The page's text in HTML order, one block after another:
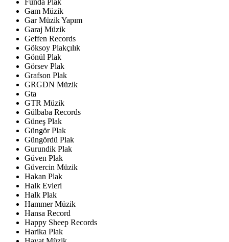
Gam Müzik
Gar Müzik Yapım
Garaj Müzik
Geffen Records
Göksoy Plakçılık
Gönül Plak
Görsev Plak
Grafson Plak
GRGDN Müzik
Gta
GTR Müzik
Gülbaba Records
Güneş Plak
Güngör Plak
Güngördü Plak
Gurundik Plak
Güven Plak
Güvercin Müzik
Hakan Plak
Halk Evleri
Halk Plak
Hammer Müzik
Hansa Record
Happy Sheep Records
Harika Plak